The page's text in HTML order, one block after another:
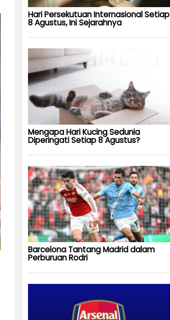
Hari Persekutuan Internasional Setiap
8 Agustus, Ini Sejarahnya
Mengapa Hari Kucing Sedunia
Diperingati Setiap 8 Agustus?
Barcelona Tantang Madrid dalam
Perburuan Rodri